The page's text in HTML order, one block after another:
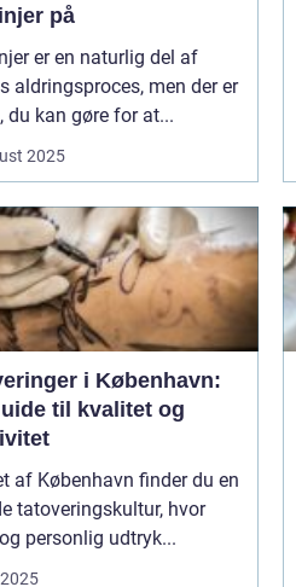
på
er en naturlig del af
aldringsproces, men der er
du kan gøre for at...
2025
i København:
til kvalitet og
af København finder du en
tatoveringskultur, hvor
personlig udtryk...